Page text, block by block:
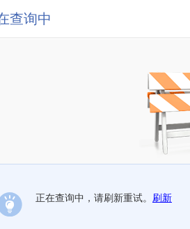
查询中
正在查询中，请刷新重试。 刷新